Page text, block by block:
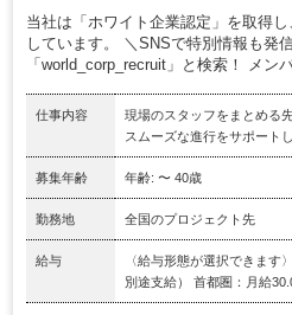
当社は「ホワイト企業認定」を取得
しています。 ＼SNSで特別情報も発
「world_corp_recruit」と検索！ メン
仕事内容
現場のスタッフをまとめる
スムーズな進行をサポート
募集年齢 年齢: 〜 40歳
勤務地 全国のプロジェクト先
給与
〈給与形態が選択できます
別途支給） 首都圏：月給